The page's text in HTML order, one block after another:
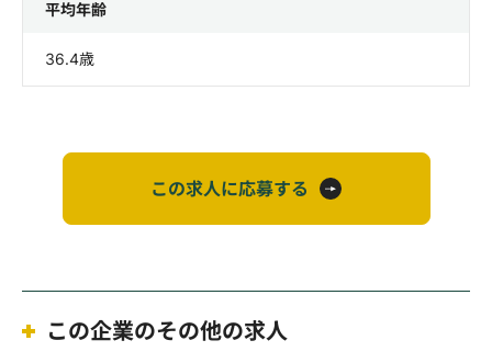
平均年齢
36.4歳
この求人に応募する
この企業のその他の求人